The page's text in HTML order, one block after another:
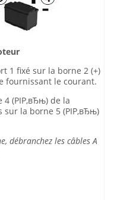
1 fixé sur la borne 2 (+)
fournissant le courant.
(РІР‚вЂњ) de la
la borne 5 (РІР‚вЂњ)
débranchez les câbles A